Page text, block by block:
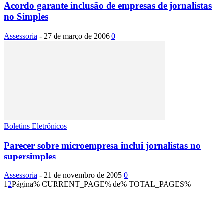
Acordo garante inclusão de empresas de jornalistas
no Simples
Assessoria - 27 de março de 2006 0
Boletins Eletrônicos
Parecer sobre microempresa inclui jornalistas no
supersimples
Assessoria - 21 de novembro de 2005 0
1 2Página% CURRENT_PAGE% de% TOTAL_PAGES%